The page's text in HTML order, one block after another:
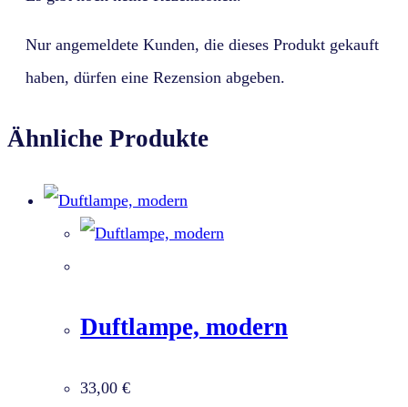
Nur angemeldete Kunden, die dieses Produkt gekauft
haben, dürfen eine Rezension abgeben.
Ähnliche Produkte
Duftlampe, modern
33,00 €